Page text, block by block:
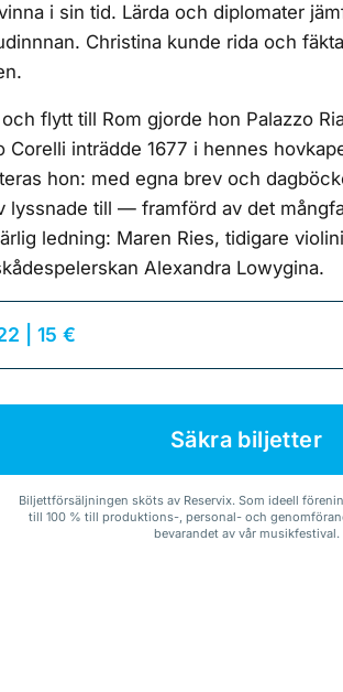
i sin tid. Lärda och diplomater
Christina kunde rida och
flytt till Rom gjorde hon Palazzo
inträdde 1677 i hennes
hon: med egna brev och
lyssnade till — framförd av det
ledning: Maren Ries, tidigare
Alexandra Lowygina.
| 15 €
Säkra biljetter
Biljettförsäljningen sköts av Reservix. Som ideell
till 100 % till produktions-, personal- och
bevarandet av vår musikfestival.